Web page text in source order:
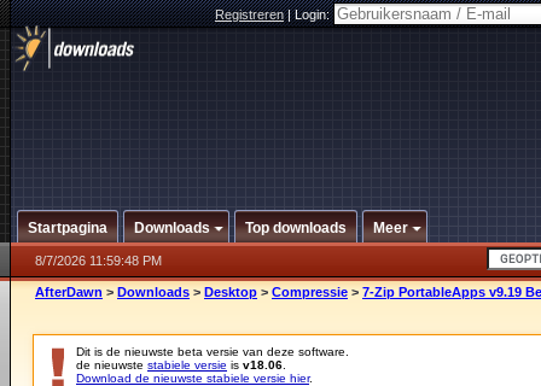
Registreren|Login:
Startpagina Downloads Top downloads Meer
8/7/2026 11:59:48 PM
AfterDawn > Downloads > Desktop > Compressie > 7-Zip PortableApps v9.19
Dit is de nieuwste beta versie van deze software.
de nieuwste stabiele versie is v18.06
Download de nieuwste stabiele versie hier.